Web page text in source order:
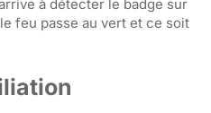
à détecter le badge sur
feu passe au vert et ce soit